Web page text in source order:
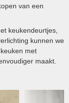
van een
keukendeurtjes,
kunnen we
met
maakt.